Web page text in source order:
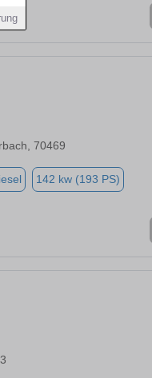
70469
142 kw (193 PS)